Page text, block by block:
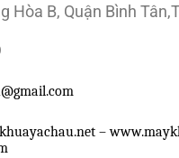
Hòa B, Quận Bình
–